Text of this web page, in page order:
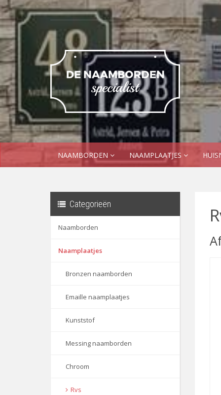
NAAMBORDEN NAAMPLAATJES
Categorieën
Naamborden
Naamplaatjes
Bronzen naamborden
Emaille naamplaatjes
Kunststof
Messing naamborden
Chroom
Rvs